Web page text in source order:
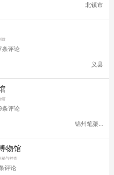
北镇市
致
条评论
义县
馆
条评论
锦州笔架...
物馆
秘与神奇
评论